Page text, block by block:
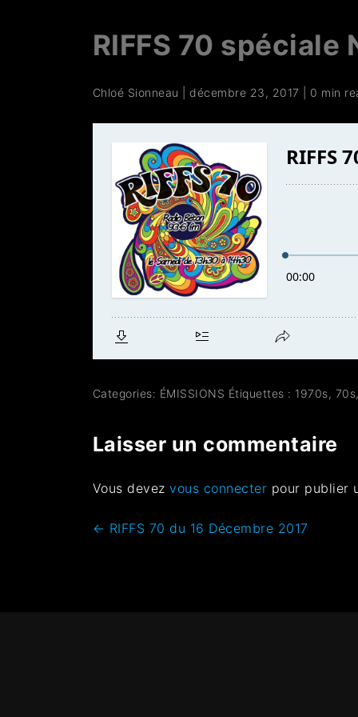
RIFFS 70 spéciale
Chloé Sionneau |décembre 23, 2017 0 min
Categories: ÉMISSIONS Étiquettes : 1970s, 70s
Laisser un commentaire
Vous devezvous connecter pour publier
← RIFFS 70 du 16 Décembre 2017